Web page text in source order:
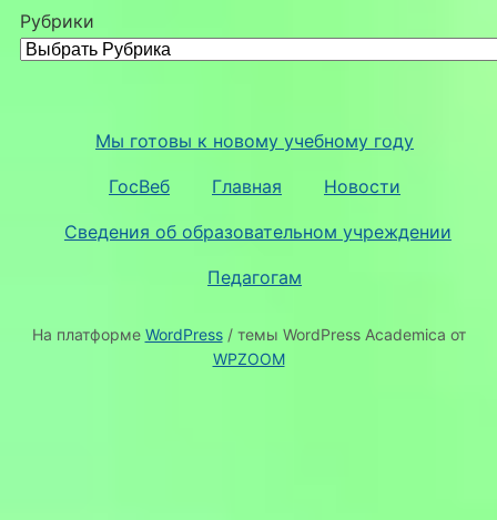
Рубрики
Мы готовы к новому учебному году
ГосВеб Главная Новости
Сведения об образовательном учреждении
Педагогам
На платформе WordPress/ темы WordPress Academica от
WPZOOM